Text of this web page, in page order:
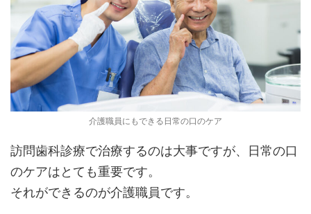
介護職員にもできる日常の口のケア
訪問歯科診療で治療するのは大事ですが、日常の口
のケアはとても重要です。
それができるのが介護職員です。